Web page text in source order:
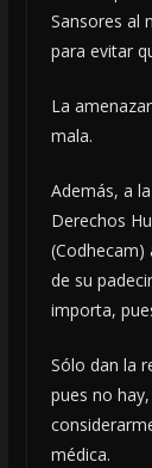
Sansores al
para evitar
La
mala.
Además, a
Derechos
de su
importa,
Sólo dan la
pues no
médica.